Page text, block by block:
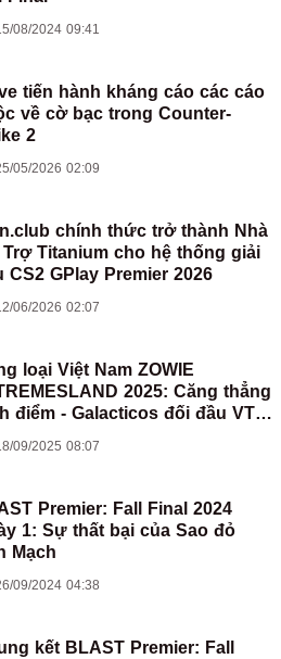
08/2024 09:41
tiến hành kháng cáo các cáo
về cờ bạc trong Counter-
2
05/2026 02:09
chính thức trở thành Nhà
Trợ Titanium cho hệ thống giải
CS2 GPlay Premier 2026
06/2026 02:07
loại Việt Nam ZOWIE
2025: Căng thẳng
điểm - Galacticos đối đầu VTM
09/2025 08:07
Premier: Fall Final 2024
1: Sự thất bại của Sao đỏ
Mạch
09/2024 04:38
kết BLAST Premier: Fall